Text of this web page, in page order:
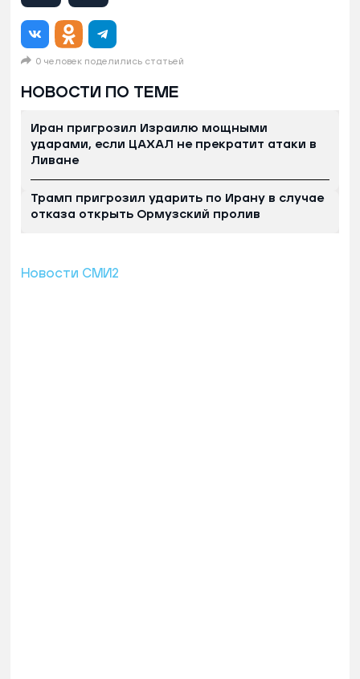
0 человек поделились статьей
НОВОСТИ ПО ТЕМЕ
Иран пригрозил Израилю мощными
ударами, если ЦАХАЛ не прекратит атаки в
Ливане
Трамп пригрозил ударить по Ирану в случае
отказа открыть Ормузский пролив
Новости СМИ2